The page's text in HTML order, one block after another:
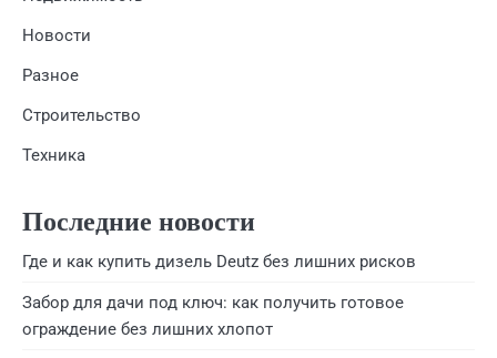
Новости
Разное
Строительство
Техника
Последние новости
Где и как купить дизель Deutz без лишних рисков
Забор для дачи под ключ: как получить готовое
ограждение без лишних хлопот